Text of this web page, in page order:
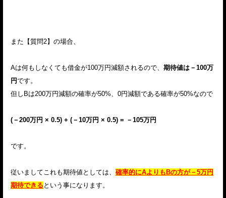
また【質問2】の場合、
Aは何もしなくても借金が100万円減額されるので、 期待値は－100万
円です。
但しBは200万円減額の確率が50%、0円減額である確率が50%なので
(－200万円 × 0.5) + (－10万円 × 0.5) = －105万円
です。
従いましてこれも期待値としては、 確率的にAよりもBの方が－5万円
期待できる という事になります。